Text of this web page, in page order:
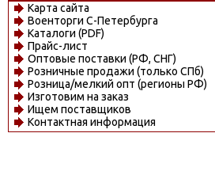
Карта сайта
Военторги С-Петербурга
Каталоги (PDF)
Прайс-лист
Оптовые поставки (РФ, СНГ)
Розничные продажи (только СПб)
Розница/мелкий опт (регионы РФ)
Изготовим на заказ
Ищем поставщиков
Контактная информация